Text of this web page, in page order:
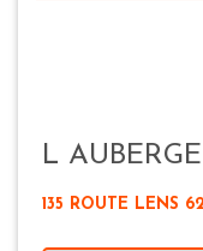
L
135 ROUTE LENS